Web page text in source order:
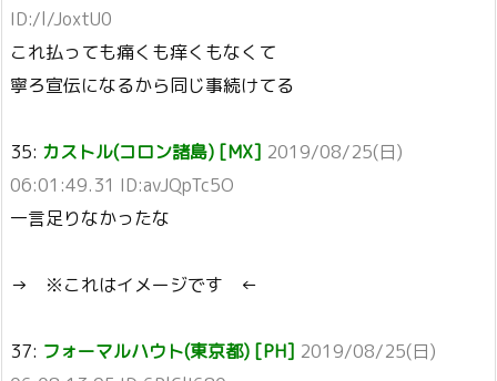
ID:/l/JoxtU0
これ払っても痛くも痒くもなくて
寧ろ宣伝になるから同じ事続けてる
35: カストル(コロン諸島) [MX] 2019/08/25(日)
06:01:49.31 ID:avJQpTc5O
一言足りなかったな
→ ※これはイメージです ←
37: フォーマルハウト(東京都) [PH] 2019/08/25(日)